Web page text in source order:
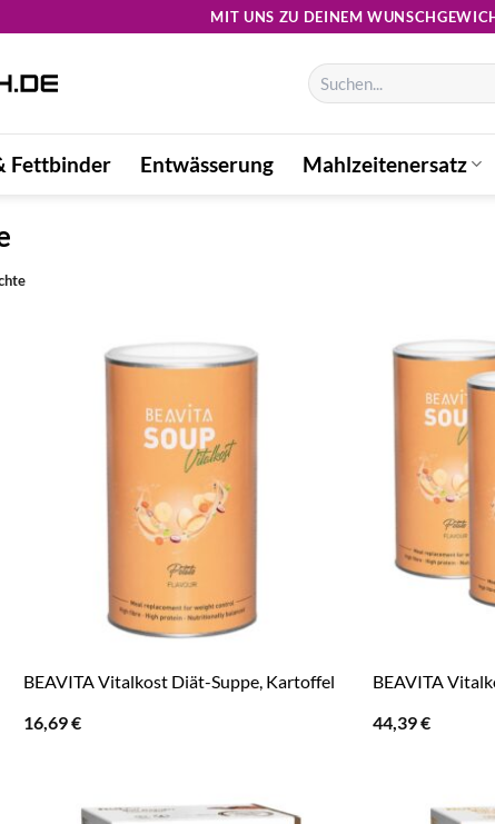
MIT UNS ZU DEINEM
Suchen
nach:
Fettbinder Entwässerung Mahlzeitenersatz
BEAVITA Vitalkost Diät-Suppe, Kartoffel
16,69€
BEAVITA
44,39€